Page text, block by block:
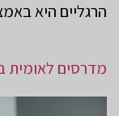
הרגליים היא
מדרסים לאומית